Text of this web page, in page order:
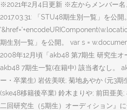
※2021年2月4日更新 ※左からメンバー名
2017.03.31: 「STU48期生別一覧」を公開。
期生別一覧」を公開。 var s =
2008年12月頃「akb48 第7期生 研究生オ
akb48 7期生一覧(在籍中) 該当者なし。
ー・卒業生) 岩佐美咲; 菊地あやか (元3期
(ske48移籍後卒業) 鈴木まりや; 前田亜
二回研究生（5期生）オーディション』